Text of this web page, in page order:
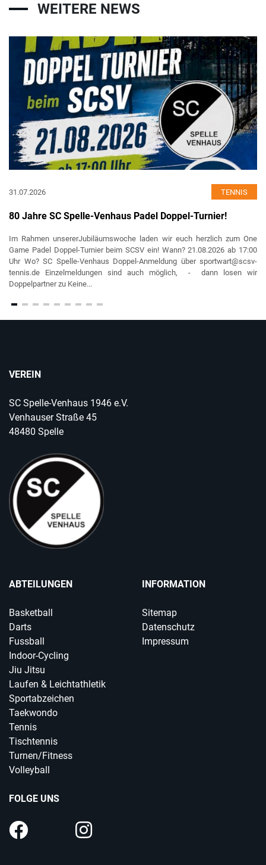
WEITERE NEWS
31.07.2026 TENNIS
80 Jahre SC Spelle-Venhaus Padel Doppel-Turnier!
Im Rahmen unsererJubiläumswoche laden wir euch herzlich zum One
Game Padel Doppel-Turnier beim SCSV ein! Wann? 21.08.2026 ab 17:00
Uhr Wo? SC Spelle-Venhaus Doppel-Anmeldung über sportwart@scsv-
tennis.de Einzelmeldungen sind auch möglich, - dann losen wir
Doppelpartner zu ⁠Keine...
VEREIN
SC Spelle-Venhaus 1946 e.V.
Venhauser Straße 45
48480 Spelle
ABTEILUNGEN
Basketball
Darts
Fussball
Indoor-Cycling
Jiu Jitsu
Laufen & Leichtathletik
Sportabzeichen
Taekwondo
Tennis
Tischtennis
Turnen/Fitness
Volleyball
INFORMATION
Sitemap
Datenschutz
Impressum
FOLGE UNS